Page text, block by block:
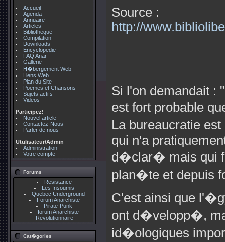
Accueil
Agenda
Annuaire
Articles
Bibliotheque
Compilation
Downloads
Encyclopedie
FAQ Anar
Gallerie
H�bergement Web
Liens Web
Plan du Site
Poemes et Chansons
Sujets actifs
Videos
Participez!
Nouvel article
Contactez-Nous
Parler de nous
Utulisateur/Admin
Administration
Votre compte
Forums
Resistance
Les Insoumis
Quebec Underground
Forum Anarchiste
Pirate-Punk
forum Anarchiste
Revolutionnaire
Cat�gories
Source :
http://
Si l'on demandait :
est fort probable
La bureaucratie
qui n'a
d�clar� mais qui
plan�te et depuis
C'est ainsi que
ont d�velopp�,
id�ologiques